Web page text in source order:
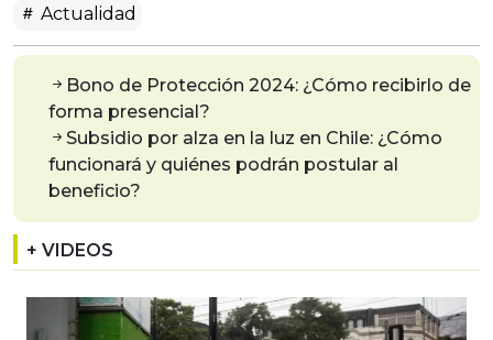
Actualidad
Bono de Protección 2024: ¿Cómo recibirlo de
forma presencial?
Subsidio por alza en la luz en Chile: ¿Cómo
funcionará y quiénes podrán postular al
beneficio?
+ VIDEOS